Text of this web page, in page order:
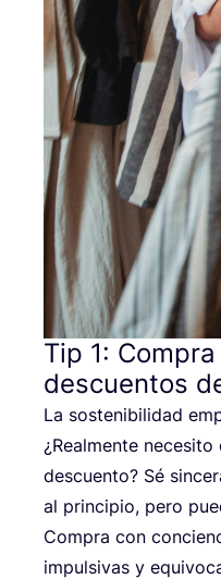
Tip 1:
descuentos
La sos­te­ni­bi­li­dad
¿Real­men­te
des­cuen­to? Sé
al prin­ci­pio, pero
Com­pra con
impul­si­vas y